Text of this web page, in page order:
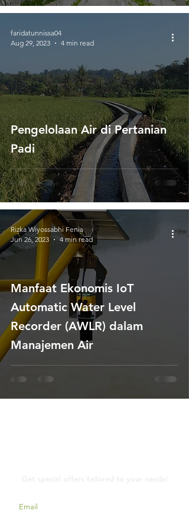
Pengelolaan Air di Pertanian
Padi
faridatunnissa04
Aug 29, 2023
4 min read
Manfaat Ekonomis IoT
Automatic Water Level
Recorder (AWLR) dalam
Manajemen Air
Rizka Wiyossabhi Fenia
Jun 26, 2023
4 min read